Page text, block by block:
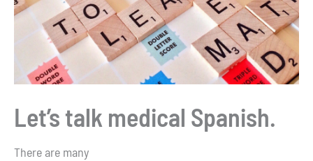
Let’s talk medical Spanish.
There are many